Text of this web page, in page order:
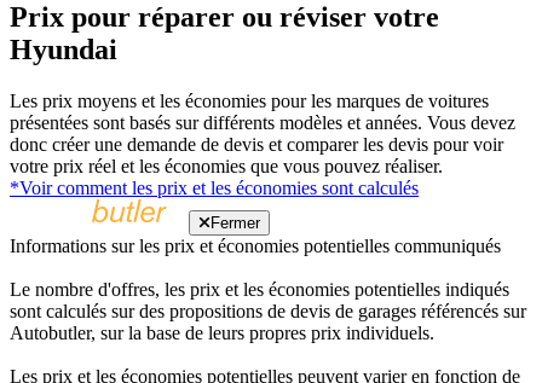
Prix pour réparer ou réviser votre
Hyundai
Les prix moyens et les économies pour les marques de voitures
présentées sont basés sur différents modèles et années. Vous devez
donc créer une demande de devis et comparer les devis pour voir
votre prix réel et les économies que vous pouvez réaliser.
*Voir comment les prix et les économies sont calculés
Fermer
Informations sur les prix et économies potentielles communiqués
Le nombre d'offres, les prix et les économies potentielles indiqués
sont calculés sur des propositions de devis de garages référencés sur
Autobutler, sur la base de leurs propres prix individuels.
Les prix et les économies potentielles peuvent varier en fonction de